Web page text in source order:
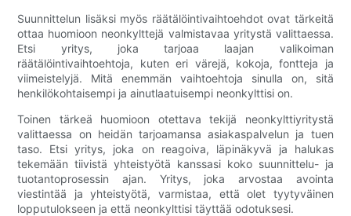
Suunnittelun lisäksi myös räätälöintivaihtoehdot ovat tärkeitä
ottaa huomioon neonkylttejä valmistavaa yritystä valittaessa.
Etsi yritys, joka tarjoaa laajan valikoiman
räätälöintivaihtoehtoja, kuten eri värejä, kokoja, fontteja ja
viimeistelyjä. Mitä enemmän vaihtoehtoja sinulla on, sitä
henkilökohtaisempi ja ainutlaatuisempi neonkylttisi on.
Toinen tärkeä huomioon otettava tekijä neonkylttiyritystä
valittaessa on heidän tarjoamansa asiakaspalvelun ja tuen
taso. Etsi yritys, joka on reagoiva, läpinäkyvä ja halukas
tekemään tiivistä yhteistyötä kanssasi koko suunnittelu- ja
tuotantoprosessin ajan. Yritys, joka arvostaa avointa
viestintää ja yhteistyötä, varmistaa, että olet tyytyväinen
lopputulokseen ja että neonkylttisi täyttää odotuksesi.